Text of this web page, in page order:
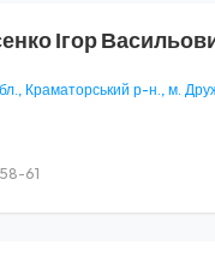
Ігор
Краматорський р-н., м.
61